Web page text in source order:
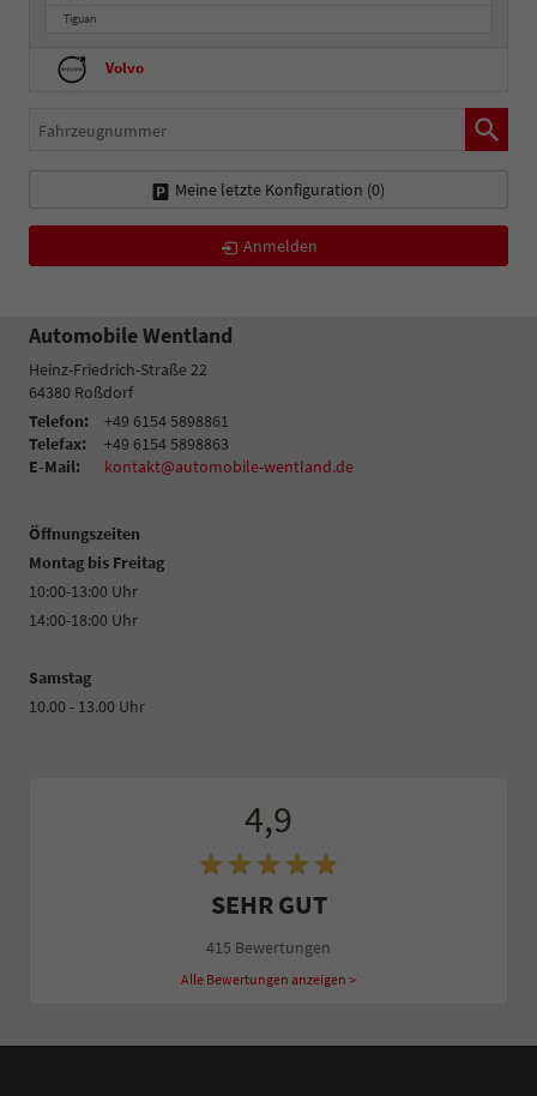
Tiguan
Volvo
Fahrzeugnummer
Meine letzte Konfiguration (0)
Anmelden
Automobile Wentland
Heinz-Friedrich-Straße 22
64380 Roßdorf
Telefon:
+49 6154 5898861
Telefax:
+49 6154 5898863
E-Mail:
kontakt@automobile-wentland.de
Öffnungszeiten
Montag bis Freitag
10:00-13:00 Uhr
14:00-18:00 Uhr
Samstag
10.00 - 13.00 Uhr
4,9
SEHR GUT
415 Bewertungen
Alle Bewertungen anzeigen >